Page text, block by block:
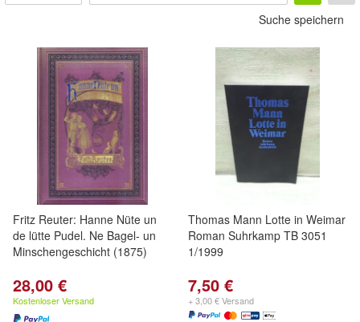
Suche speichern
Fritz Reuter: Hanne Nüte un
de lütte Pudel. Ne Bagel- un
Minschengeschicht (1875)
28,00 €
Kostenloser Versand
Thomas Mann Lotte in Weimar
Roman Suhrkamp TB 3051
1/1999
7,50 €
+ 3,00 € Versand